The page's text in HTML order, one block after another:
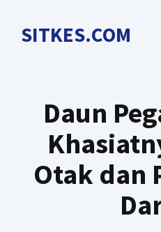
SITKES.COM
Daun
Otak dan